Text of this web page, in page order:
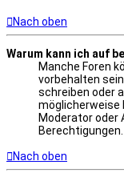
Nach oben
Warum kann ich auf
Manche Foren
vorbehalten
schreiben oder
möglicherweise
Moderator oder
Berechtigungen.
Nach oben